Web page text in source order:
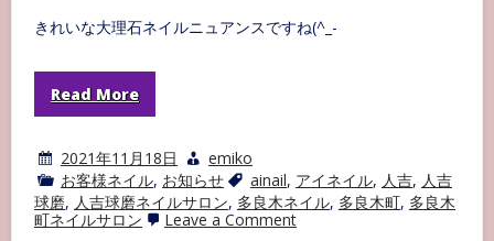
きれいな大理石ネイルニュアンスですね(^_-
Read More
2021年11月18日
emiko
お客様ネイル, お知らせ ainail, アイネイル, 人吉, 人吉
球磨, 人吉球磨ネイルサロン, 多良木ネイル, 多良木町, 多良木
町ネイルサロン
Leave a Commenton